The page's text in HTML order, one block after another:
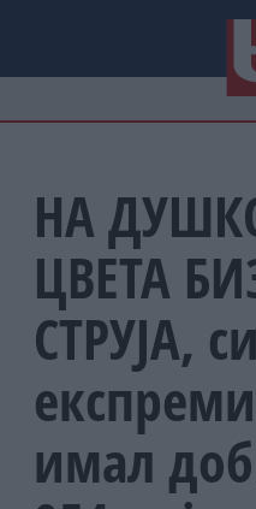
НА
ЦВЕТА
СТРУЈА,
имал